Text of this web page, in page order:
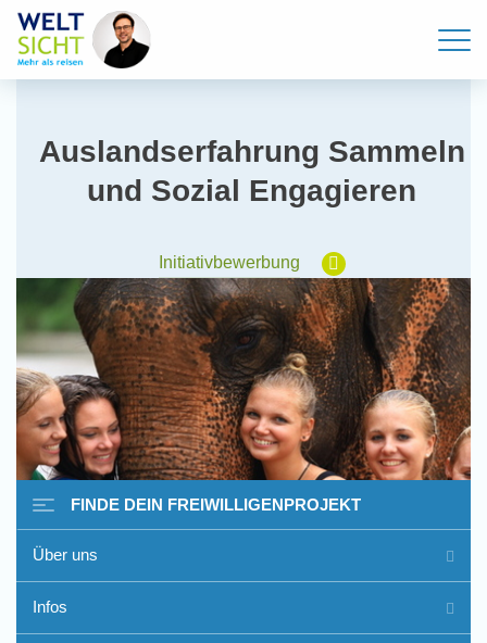
Auslandserfahrung Sammeln
und Sozial Engagieren
Initiativbewerbung
Freiwilligenarbeit im Ausland
- Erfahrungsberichte
FINDE DEIN FREIWILLIGENPROJEKT
Über uns
Infos